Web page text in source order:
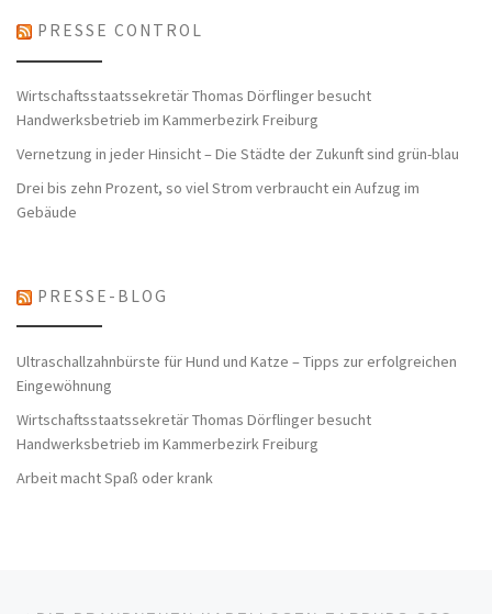
PRESSE CONTROL
Wirtschaftsstaatssekretär Thomas Dörflinger besucht
Handwerksbetrieb im Kammerbezirk Freiburg
Vernetzung in jeder Hinsicht – Die Städte der Zukunft sind grün-blau
Drei bis zehn Prozent, so viel Strom verbraucht ein Aufzug im
Gebäude
PRESSE-BLOG
Ultraschallzahnbürste für Hund und Katze – Tipps zur erfolgreichen
Eingewöhnung
Wirtschaftsstaatssekretär Thomas Dörflinger besucht
Handwerksbetrieb im Kammerbezirk Freiburg
Arbeit macht Spaß oder krank